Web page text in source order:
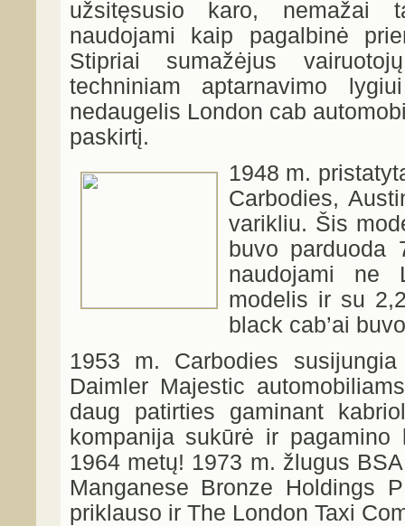
užsitęsusio karo, nemažai
naudojami kaip pagalbinė
Stipriai sumažėjus
techniniam aptarnavimo
nedaugelis London cab
paskirtį.
1948 m.
Carbodies,
varikliu. Šis
buvo
naudojami ne
modelis ir su
black cab’ai
1953 m. Carbodies
Daimler Majestic
daug patirties gaminant
kompanija sukūrė ir
1964 metų! 1973 m. žlugus
Manganese Bronze Holdings
priklauso ir The London Taxi